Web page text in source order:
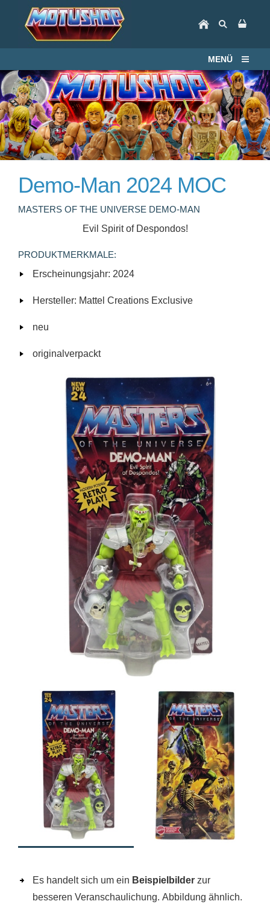
MENÜ
Demo-Man 2024 MOC
MASTERS OF THE UNIVERSE DEMO-MAN
Evil Spirit of Despondos!
PRODUKTMERKMALE:
Erscheinungsjahr: 2024
Hersteller: Mattel Creations Exclusive
neu
originalverpackt
Es handelt sich um ein Beispielbilder zur
besseren Veranschaulichung. Abbildung ähnlich.